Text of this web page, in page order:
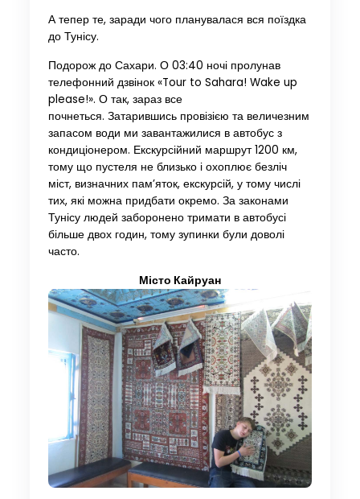
А тепер те, заради чого планувалася вся поїздка
до Тунісу.
Подорож до Сахари. О 03:40 ночі пролунав
телефонний дзвінок «Tour to Sahara! Wake up
please!». О так, зараз все
почнеться. Затарившись провізією та величезним
запасом води ми завантажилися в автобус з
кондиціонером. Екскурсійний маршрут 1200 км,
тому що пустеля не близько і охоплює безліч
міст, визначних пам’яток, екскурсій, у тому числі
тих, які можна придбати окремо. За законами
Тунісу людей заборонено тримати в автобусі
більше двох годин, тому зупинки були доволі
часто.
Місто Кайруан